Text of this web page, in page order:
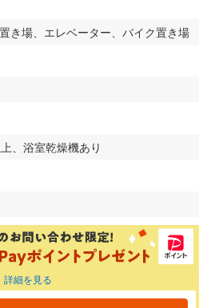
き場、エレベーター、バイク置き場
、浴室乾燥機あり
詳細を見る